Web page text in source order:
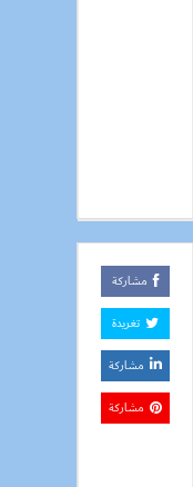
مشاركة
تغريدة
مشاركة
مشاركة